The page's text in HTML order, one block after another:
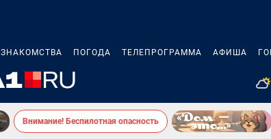
ЗНАКОМСТВА ПОГОДА ТЕЛЕПРОГРАММА АФИША
Внимание! Беспилотная опасность